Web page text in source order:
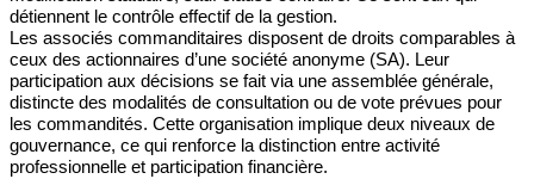
détiennent le contrôle effectif de la gestion.
Les associés commanditaires disposent de droits comparables à
ceux des actionnaires d’une société anonyme (SA). Leur
participation aux décisions se fait via une assemblée générale,
distincte des modalités de consultation ou de vote prévues pour
les commandités. Cette organisation implique deux niveaux de
gouvernance, ce qui renforce la distinction entre activité
professionnelle et participation financière.